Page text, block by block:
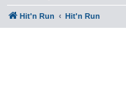
Hit'n Run Hit'n Run